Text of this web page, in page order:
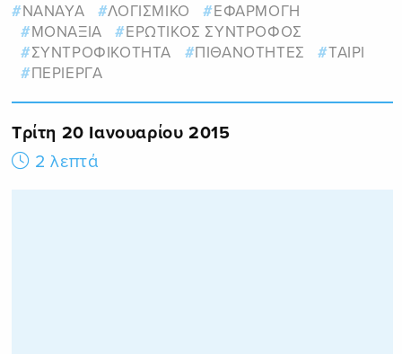
NANAYA ΛΟΓΙΣΜΙΚΟ
ΕΦΑΡΜΟΓΗ
ΜΟΝΑΞΙΑ
ΕΡΩΤΙΚΟΣ ΣΥΝΤΡΟΦΟΣ
ΣΥΝΤΡΟΦΙΚΟΤΗΤΑ
ΠΙΘΑΝΟΤΗΤΕΣ
ΤΑΙΡΙ
ΠΕΡΙΕΡΓΑ
Τρίτη 20 Ιανουαρίου 2015
2 λεπτά